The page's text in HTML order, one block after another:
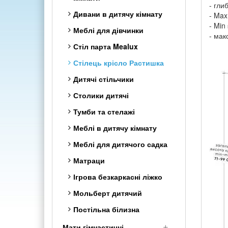
Дивани в дитячу кімнату
Меблі для дівчинки
Стіл парта Mealux
Стілець крісло Растишка
Дитячі стільчики
Столики дитячі
Тумби та стелажі
Меблі в дитячу кімнату
Меблі для дитячого садка
Матраци
Ігрова безкаркасні ліжко
Мольберт дитячий
Постільна білизна
-
-
- Min
-